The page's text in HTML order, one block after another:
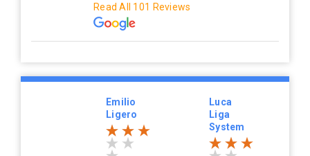
Read All 101 Reviews
Emilio
Ligero
Luca
Liga
System